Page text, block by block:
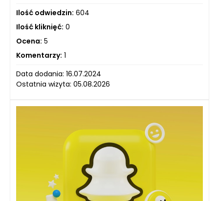
Ilość odwiedzin: 604
Ilość kliknięć: 0
Ocena: 5
Komentarzy: 1
Data dodania: 16.07.2024
Ostatnia wizyta: 05.08.2026